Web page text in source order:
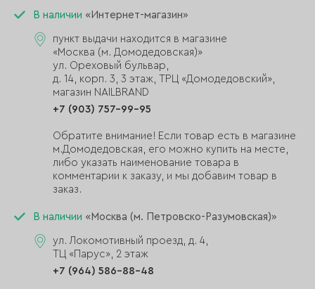
В наличии «Интернет-магазин»
пункт выдачи находится в магазине
«Москва (м. Домодедовская)»
ул. Ореховый бульвар,
д. 14, корп. 3, 3 этаж, ТРЦ «Домодедовский»,
магазин NAILBRAND
+7 (903) 757-99-95
Обратите внимание! Если товар есть в магазине
м.Домодедовская, его можно купить на месте,
либо указать наименование товара в
комментарии к заказу, и мы добавим товар в
заказ.
В наличии «Москва (м. Петровско-Разумовская)»
ул. Локомотивный проезд, д. 4,
ТЦ «Парус», 2 этаж
+7 (964) 586-88-48